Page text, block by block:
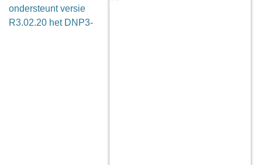
ondersteunt versie
R3.02.20 het DNP3-